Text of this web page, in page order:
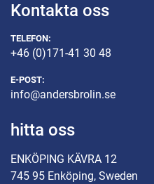
Kontakta oss
TELEFON:
+46 (0)171-41 30 48
E-POST:
info@andersbrolin.se
hitta oss
ENKÖPING KÄVRA 12
745 95 Enköping, Sweden